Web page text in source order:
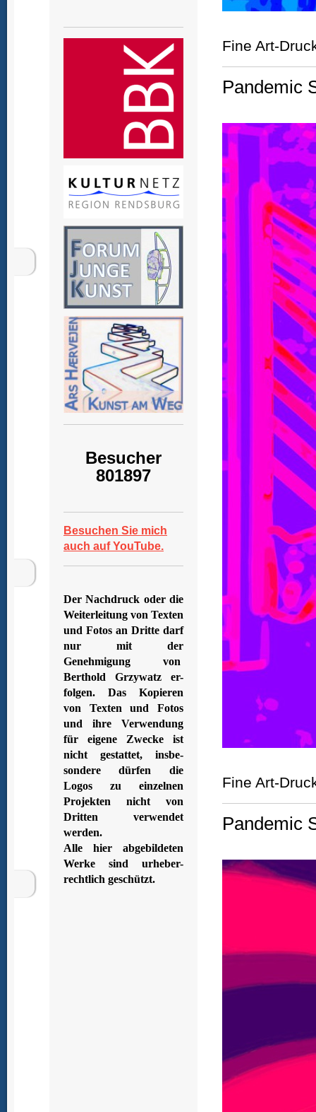
Besucher
801897
Besuchen Sie mich
auch auf YouTube.
Der Nachdruck oder die
Weiterleitung von Texten
und Fotos an Dritte darf
nur mit der
Genehmigung von
Berthold Grzywatz er-
folgen. Das Kopieren
von Texten und Fotos
und ihre Verwendung
für eigene Zwecke ist
nicht gestattet, insbe-
sondere dürfen die
Logos zu einzelnen
Projekten nicht von
Dritten verwendet
werden.
Alle hier abgebildeten
Werke sind urheber-
rechtlich geschützt.
Fine Art-
Pandemic
Fine Art-
Pandemic